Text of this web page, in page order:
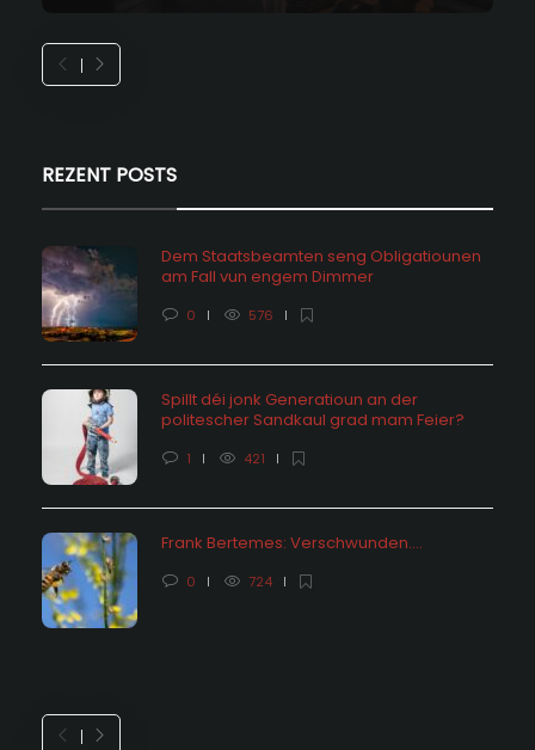
REZENT POSTS
Dem Staatsbeamten seng Obligatiounen
am Fall vun engem Dimmer
0 576
Spillt déi jonk Generatioun an der
politescher Sandkaul grad mam Feier?
1 421
Frank Bertemes: Verschwunden….
0 724